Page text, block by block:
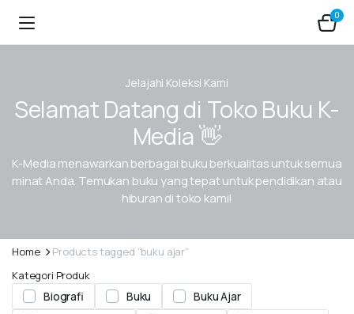
0
Jelajahi Koleksi Kami
Selamat Datang di Toko Buku K-
Media 👋
K-Media menawarkan berbagai buku berkualitas untuk semua
minat Anda. Temukan buku yang tepat untuk pendidikan atau
hiburan di toko kami!
Home
Products tagged “buku ajar”
Kategori Produk
Biografi Buku
Buku Ajar